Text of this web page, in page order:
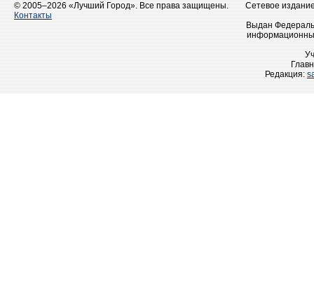
© 2005–2026 «Лучший Город». Все права защищены.
Контакты
Сетевое
Выдан
Редакция: